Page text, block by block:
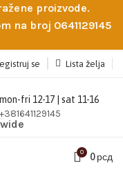
proizvode.
na broj 0641129145
se Lista želja
mon-fri 12-17 | sat 11-16
+381641129145
0 0рсд